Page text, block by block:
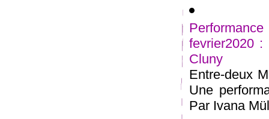
fevrier2020 :
Cluny
Entre-deux
Une
Par Ivana